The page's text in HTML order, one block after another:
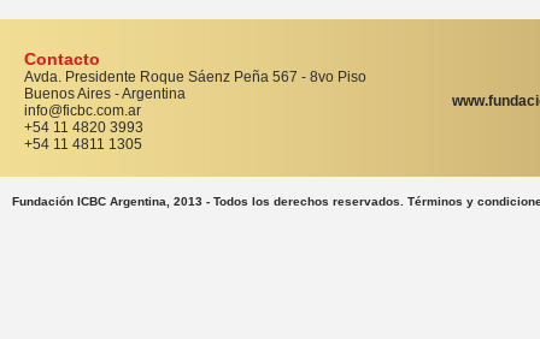
Contacto
Avda. Presidente Roque Sáenz Peña 567 - 8vo Piso
Buenos Aires - Argentina
info@ficbc.com.ar
+54 11 4820 3993
+54 11 4811 1305
Fundación ICBC Argentina, 2013 - Todos los derechos reservados. Términos y